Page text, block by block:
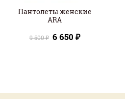
Пантолеты женские
ARA
9 500 ₽ 6 650 ₽